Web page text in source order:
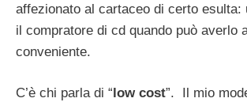
affezionato al cartaceo di certo esulta:
il compratore di cd quando può averlo
conveniente.
C’è chi parla di “low cost”. Il mio